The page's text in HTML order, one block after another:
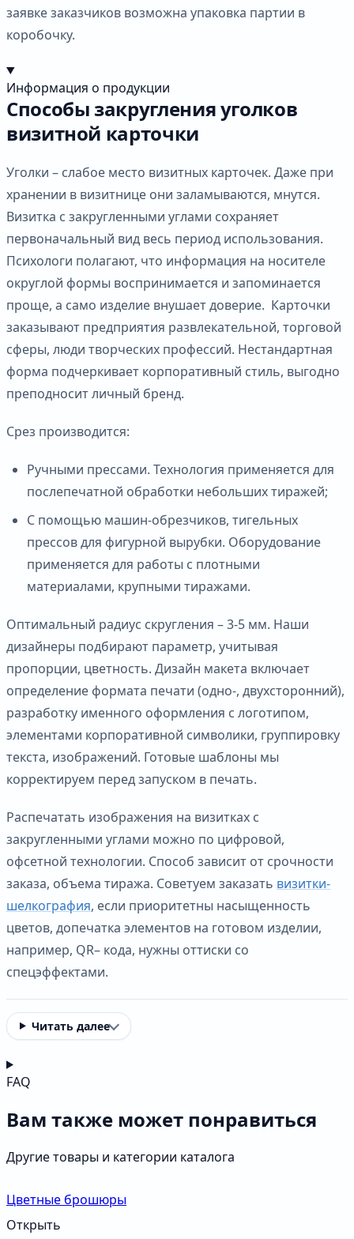
заявке заказчиков возможна упаковка партии в
коробочку.
Информация о продукции
Способы закругления уголков
визитной карточки
Уголки – слабое место визитных карточек. Даже при
хранении в визитнице они заламываются, мнутся.
Визитка с закругленными углами сохраняет
первоначальный вид весь период использования.
Психологи полагают, что информация на носителе
округлой формы воспринимается и запоминается
проще, а само изделие внушает доверие. Карточки
заказывают предприятия развлекательной, торговой
сферы, люди творческих профессий. Нестандартная
форма подчеркивает корпоративный стиль, выгодно
преподносит личный бренд.
Срез производится:
Ручными прессами. Технология применяется для
послепечатной обработки небольших тиражей;
С помощью машин-обрезчиков, тигельных
прессов для фигурной вырубки. Оборудование
применяется для работы с плотными
материалами, крупными тиражами.
Оптимальный радиус скругления – 3-5 мм. Наши
дизайнеры подбирают параметр, учитывая
пропорции, цветность. Дизайн макета включает
определение формата печати (одно-, двухсторонний),
разработку именного оформления с логотипом,
элементами корпоративной символики, группировку
текста, изображений. Готовые шаблоны мы
корректируем перед запуском в печать.
Распечатать изображения на визитках с
закругленными углами можно по цифровой,
офсетной технологии. Способ зависит от срочности
заказа, объема тиража. Советуем заказать визитки-
шелкография, если приоритетны насыщенность
цветов, допечатка элементов на готовом изделии,
например, QR– кода, нужны оттиски со
спецэффектами.
Читать далее
FAQ
Вам также может понравиться
Другие товары и категории каталога
Цветные брошюры
Открыть